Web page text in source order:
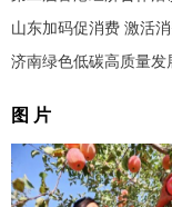
山东加码促消费 激活
济南绿色低碳高质量发
图 片